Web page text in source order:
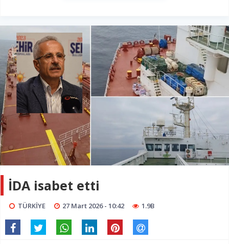
İDA isabet etti
TÜRKİYE 27 Mart 2026 - 10:42 1.9B